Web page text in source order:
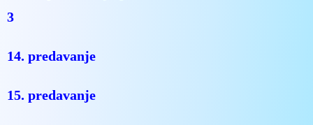
3
14. predavanje
15. predavanje